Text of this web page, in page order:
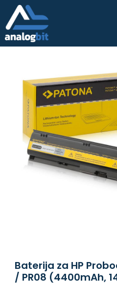
Baterija za HP
/ PR08 (4400mAh,